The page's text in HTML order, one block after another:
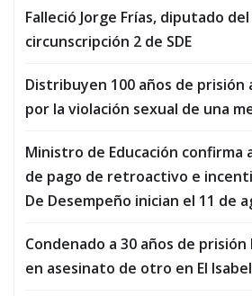
Falleció Jorge Frías, diputado del
circunscripción 2 de SDE
Distribuyen 100 años de prisión
por la violación sexual de una
Ministro de Educación confirma
de pago de retroactivo e
De Desempeño inician el 11 de
Condenado a 30 años de
en asesinato de otro en El